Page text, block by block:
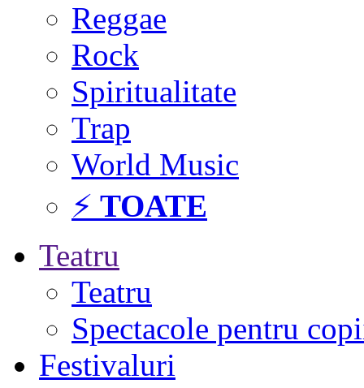
Reggae
Rock
Spiritualitate
Trap
World Music
⚡ TOATE
Teatru
Teatru
Spectacole pentru
Festivaluri